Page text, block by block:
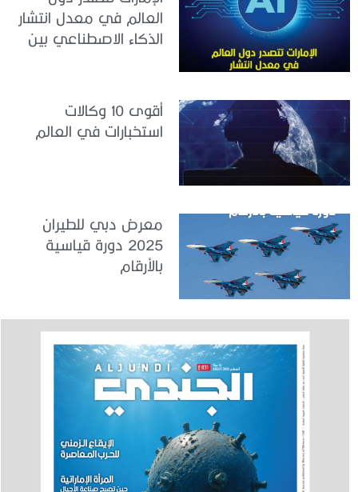
العالم في معدل انتشار
الذكاء الاصطناعي بين
أقوى 10 وكالات
استخبارات في العالم
معرض دبي للطيران
2025 دورة قياسية
بالأرقام